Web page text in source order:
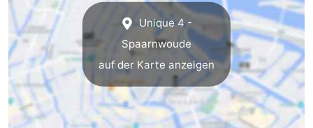
Unique 4 -
Spaarnwoude
auf der Karte anzeigen